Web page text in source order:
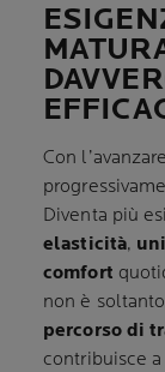
Con
Diventa più
elasticità,
comfort
non è
percorso di
contribuisce